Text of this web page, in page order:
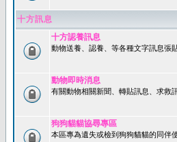
十方訊息
十方認養訊息
動物送養、認養、等各種文字訊息張
動物即時消息
有關動物相關新聞、轉貼訊息、求救
狗狗貓貓協尋專區
本區專為遺失或檢到狗狗貓貓的同伴